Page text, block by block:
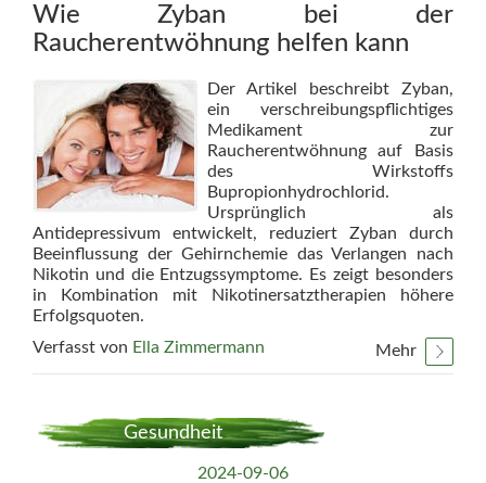
Wie Zyban bei der
Raucherentwöhnung helfen kann
Der Artikel beschreibt Zyban,
ein verschreibungspflichtiges
Medikament zur
Raucherentwöhnung auf Basis
des Wirkstoffs
Bupropionhydrochlorid.
Ursprünglich als
Antidepressivum entwickelt, reduziert Zyban durch
Beeinflussung der Gehirnchemie das Verlangen nach
Nikotin und die Entzugssymptome. Es zeigt besonders
in Kombination mit Nikotinersatztherapien höhere
Erfolgsquoten.
Verfasst von Ella Zimmermann Mehr
Gesundheit
2024-09-06